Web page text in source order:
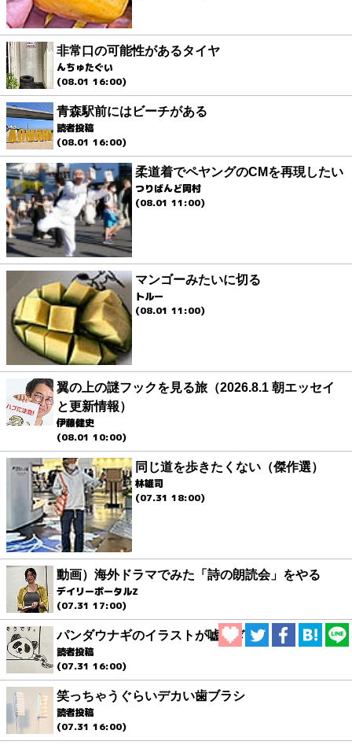
非常口の可能性があるタイヤ
んちゅたぐい
(08.01 16:00)
青森駅前にはビーチがある
読者投稿
(08.01 16:00)
柔道着でペヤングのCMを再現したい
つりばんど岡村
(08.01 11:00)
マンゴーみたいに切る
トルー
(08.01 11:00)
翼の上の謎フックを見る旅（2026.8.1 朝エッセイ
と更新情報）
伊藤健史
(08.01 10:00)
同じ道を歩きたくない（傑作選）
林雄司
(07.31 18:00)
動画）海外ドラマでみた「詩の朗読会」をやる
デイリーポータルZ
(07.31 17:00)
パンダウナギのイラストが嘘すぎる
読者投稿
(07.31 16:00)
笑っちゃうぐらいデカい歯ブラシ
読者投稿
(07.31 16:00)